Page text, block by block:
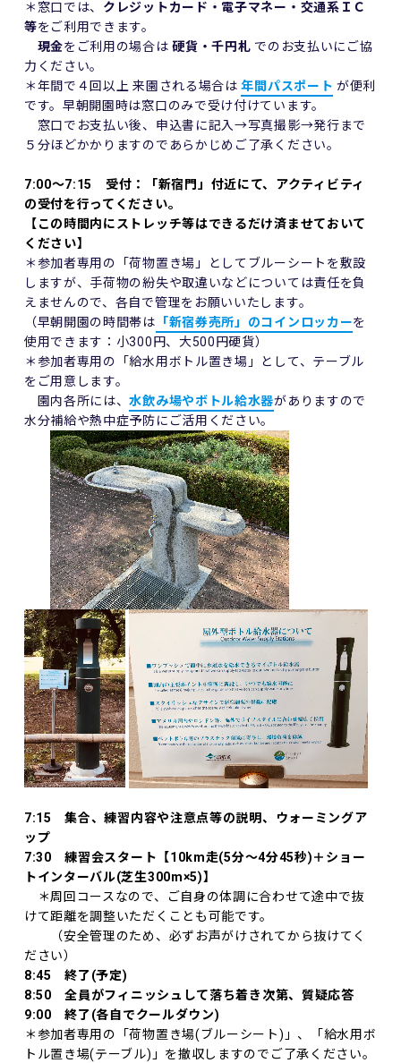
＊窓口では、 クレジットカード・電子マネー・交通系ＩＣ
等をご利用できます。
現金をご利用の場合は硬貨・千円札 でのお支払いにご協
力ください。
＊年間で４回以上 来園される場合は年間パスポート が便利
です。早朝開園時は窓口のみで受け付けています。
窓口でお支払い後、申込書に記入→写真撮影→発行まで
５分ほどかかりますのであらかじめご了承ください。
7:00～7:15 受付：「新宿門」付近にて、アクティビティ
の受付を行ってください。
【この時間内にストレッチ等はできるだけ済ませておいて
ください】
＊参加者専用の「荷物置き場」としてブルーシートを敷設
しますが、手荷物の紛失や取違いなどについては責任を負
えませんので、各自で管理をお願いいたします。
（早朝開園の時間帯は 「新宿券売所」のコインロッカーを
使用できます：小300円、大500円硬貨）
＊参加者専用の「給水用ボトル置き場」として、テーブル
をご用意します。
園内各所には、水飲み場やボトル給水器がありますので
水分補給や熱中症予防にご活用ください。
7:15 集合、練習内容や注意点等の説明、ウォーミングア
ップ
7:30 練習会スタート【10km走(5分〜4分45秒)＋ショー
トインターバル(芝生300m×5)】
＊周回コースなので、ご自身の体調に合わせて途中で抜
けて距離を調整いただくことも可能です。
（安全管理のため、必ずお声がけされてから抜けてく
ださい）
8:45 終了(予定)
8:50 全員がフィニッシュして落ち着き次第、質疑応答
9:00 終了(各自でクールダウン)
＊参加者専用の「荷物置き場(ブルーシート)」、「給水用ボ
トル置き場(テーブル)」を撤収しますのでご了承ください。